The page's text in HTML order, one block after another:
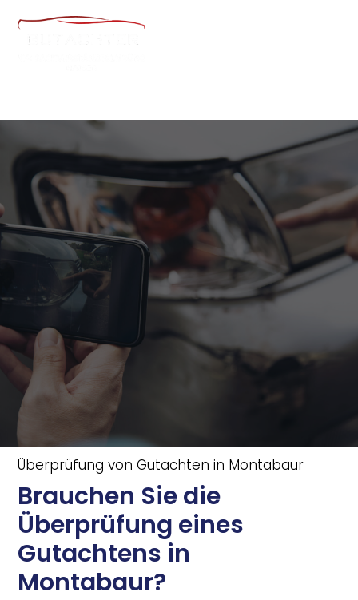
Überprüfung von Gutachten in Montabaur
Brauchen Sie die
Überprüfung eines
Gutachtens in
Montabaur?